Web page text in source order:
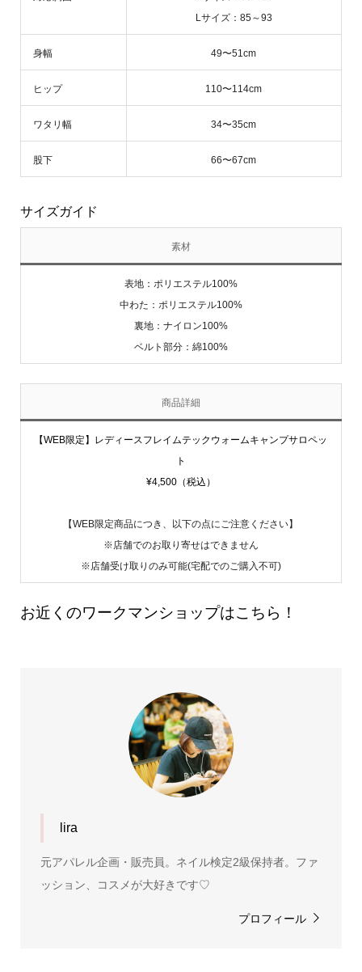
Lサイズ：85～93
身幅 49〜51cm
ヒップ 110〜114cm
ワタリ幅 34〜35cm
股下 66〜67cm
サイズガイド
素材
表地：ポリエステル100%
中わた：ポリエステル100%
裏地：ナイロン100%
ベルト部分：綿100%
商品詳細
【WEB限定】レディースフレイムテックウォームキャンプサロペッ
ト
¥4,500（税込）
【WEB限定商品につき、以下の点にご注意ください】
※店舗でのお取り寄せはできません
※店舗受け取りのみ可能(宅配でのご購入不可)
お近くのワークマンショップはこちら！
lira
元アパレル企画・販売員。ネイル検定2級保持者。ファ
ッション、コスメが大好きです♡
プロフィール